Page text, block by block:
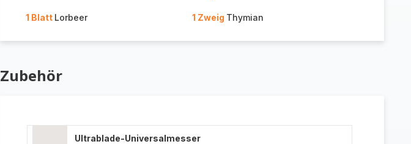
1 Blatt Lorbeer 1 Zweig Thymian
Zubehör
Ultrablade-Universalmesser